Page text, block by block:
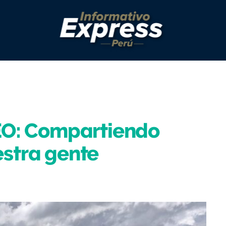
Compartiendo
gente